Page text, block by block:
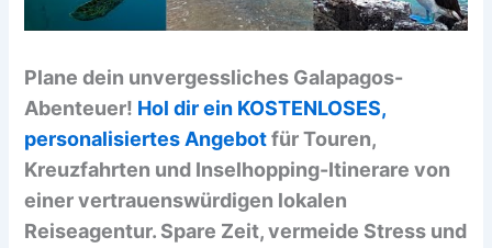
Plane dein unvergessliches Galapagos-
Abenteuer! Hol dir ein KOSTENLOSES,
personalisiertes Angebotfür Touren,
Kreuzfahrten und Inselhopping-Itinerare von
einer vertrauenswürdigen lokalen
Reiseagentur. Spare Zeit, vermeide Stress und